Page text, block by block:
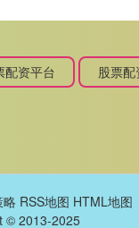
配资平台 股票配
略 RSS地图 HTML地图
© 2013-2025